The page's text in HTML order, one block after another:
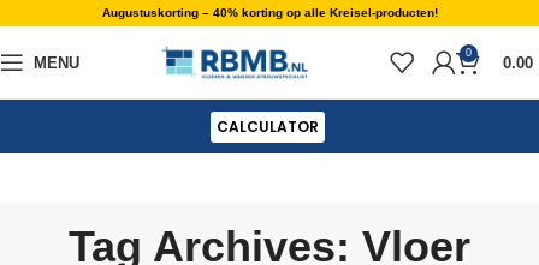
Augustuskorting – 40% korting op alle Kreisel-producten!
MENU
0
0.00
CALCULATOR
Tag Archives: Vloer